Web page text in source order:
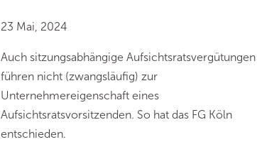
23 Mai, 2024
Auch sitzungsabhängige Aufsichtsratsvergütungen
führen nicht (zwangsläufig) zur
Unternehmereigenschaft eines
Aufsichtsratsvorsitzenden. So hat das FG Köln
entschieden.